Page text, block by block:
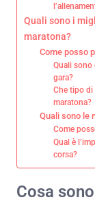
Quali sono i
maratona?
Come posso
Quali sono
gara?
Che tipo
maratona?
Quali sono le
Come
Qual è
corsa?
Cosa